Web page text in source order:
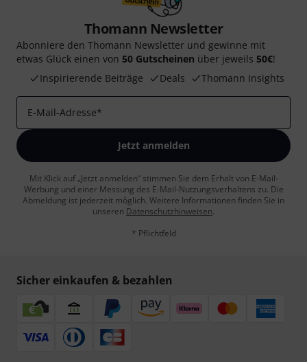
Thomann Newsletter
Abonniere den Thomann Newsletter und gewinne mit
etwas Glück einen von 50 Gutscheinen über jeweils 50€!
Inspirierende Beiträge
Deals Thomann Insights
E-Mail-Adresse*
Jetzt anmelden
Mit Klick auf „Jetzt anmelden“ stimmen Sie dem Erhalt von E-Mail-
Werbung und einer Messung des E-Mail-Nutzungsverhaltens zu. Die
Abmeldung ist jederzeit möglich. Weitere Informationen finden Sie in
unseren Datenschutzhinweisen.
* Pflichtfeld
Sicher einkaufen & bezahlen